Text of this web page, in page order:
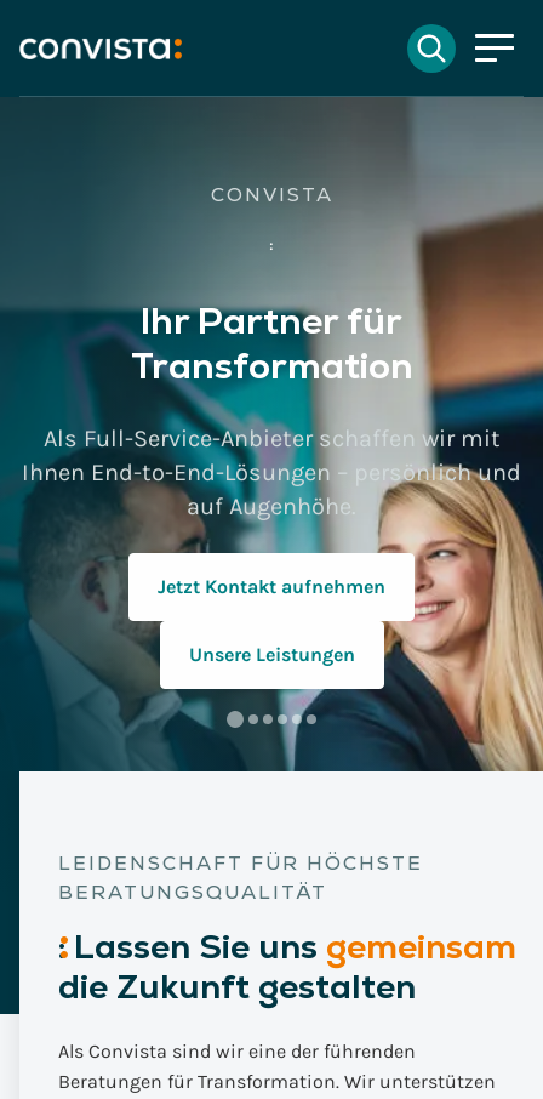
DE
Suchen
KARRIERE BEI CONVISTA
Wir bieten mehr als nur
spannende Projekte
Werde jetzt Teil unseres Teams!
Zum Karrierebereich
Zu unseren Stellenangeboten
LEIDENSCHAFT FÜR HÖCHSTE
BERATUNGSQUALITÄT
:Lassen Sie uns gemeinsam
die Zukunft gestalten
Als Convista sind wir eine der führenden
Beratungen für Transformation. Wir unterstützen